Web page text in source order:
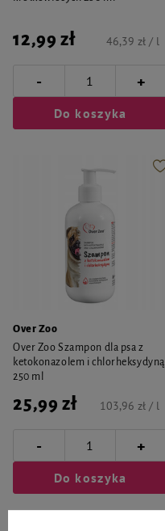
12,99 zł 46,39 zł / l
- +
Do koszyka
Over Zoo
Over Zoo Szampon dla psa z
ketokonazolem i chlorheksydyną
250 ml
25,99 zł 103,96 zł / l
- +
Do koszyka